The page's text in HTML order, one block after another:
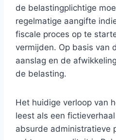
de belastingplichtige
regelmatige aangifte
fiscale proces op te
vermijden. Op basis van
aanslag en de
de belasting.
Het huidige verloop van
leest als een
absurde administratieve